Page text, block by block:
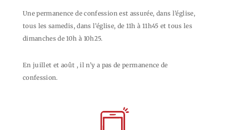
Une permanence de confession est assurée, dans l’église,
tous les samedis, dans l’église, de 11h à 11h45 et tous les
dimanches de 10h à 10h25.
En juillet et août , il n’y a pas de permanence de
confession.